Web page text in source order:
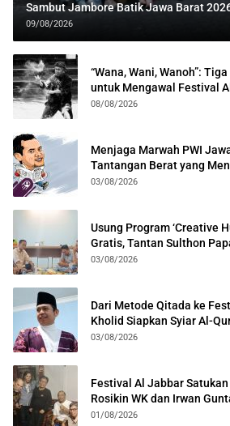
Sambut Jambore Batik Jawa Barat
09/08/2026
“Wana, Wani, Wanoh”:
untuk Mengawal Festival
08/08/2026
Menjaga Marwah PWI
Tantangan Berat yang
Lintas Generasi
03/08/2026
Usung Program ‘Creative
Gratis, Tantan Sulthon
Kota Bogor
03/08/2026
Dari Metode Qitada ke
Kholid Siapkan Syiar Al-
03/08/2026
Festival Al Jabbar
Rosikin WK dan Irwan
Kolosal
01/08/2026